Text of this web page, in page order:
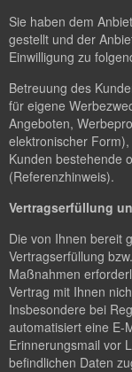
Sie haben dem
gestellt und der
Einwilligung zu
Betreuung des
für eigene
Angeboten,
elektronischer
Kunden bestehende
(Referenzhinweis).
Vertragserfüllung
Die von Ihnen bereit
Vertragserfüllung
Maßnahmen
Vertrag mit Ihnen
Insbesondere bei
automatisiert eine E-
Erinnerungsmail vor
befindlichen Daten